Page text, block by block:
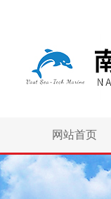
网站首页